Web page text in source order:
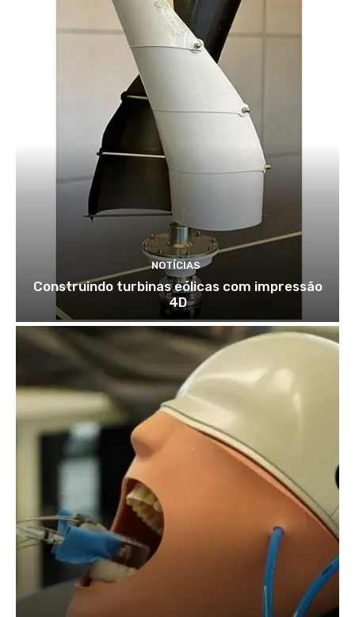
NOTÍCIAS
Construindo turbinas eólicas com impressão
4D